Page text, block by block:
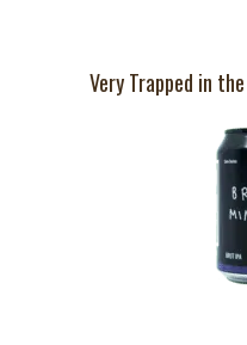
Very Trapped in